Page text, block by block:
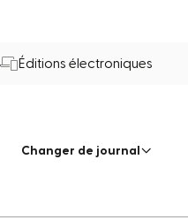
Éditions électroniques
Changer de journal